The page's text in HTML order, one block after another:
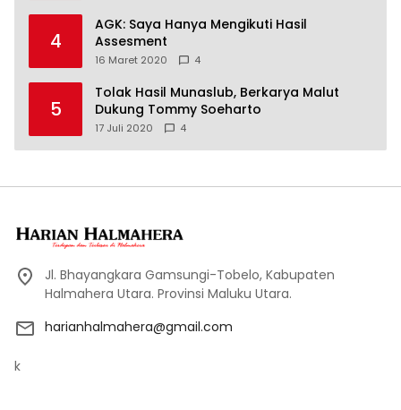
4
AGK: Saya Hanya Mengikuti Hasil
Assesment
16 Maret 2020 4
5
Tolak Hasil Munaslub, Berkarya Malut
Dukung Tommy Soeharto
17 Juli 2020 4
Jl. Bhayangkara Gamsungi-Tobelo, Kabupaten
Halmahera Utara. Provinsi Maluku Utara.
harianhalmahera@gmail.com
k